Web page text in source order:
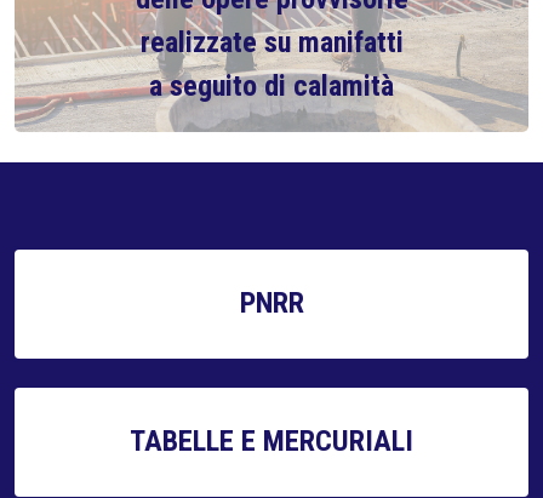
realizzate su manifatti
a seguito di calamità
PNRR
TABELLE E MERCURIALI